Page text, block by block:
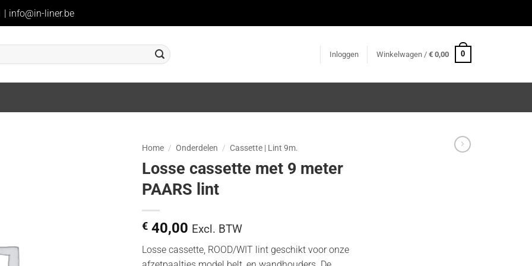
| info@in-liner.be
Inloggen Winkelwagen / €0,00 0
Home / Onderdelen / Cassette | Lint 9m.
Losse cassette met 9 meter
PAARS lint
€ 40,00 Excl. BTW
Losse cassette, ROOD/WIT lint geschikt voor onze